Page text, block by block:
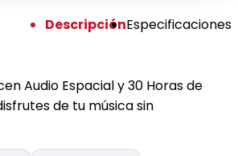
DescripciónEspecificaciones
Audio Espacial y 30 Horas de
de tu música sin